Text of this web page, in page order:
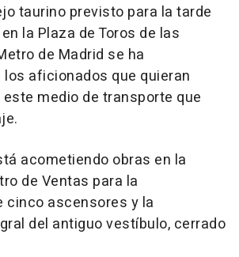
taurino previsto para la tarde
la Plaza de Toros de las
de Madrid se ha
aficionados que quieran
medio de transporte que
acometiendo obras en la
de Ventas para la
cinco ascensores y la
del antiguo vestíbulo, cerrado